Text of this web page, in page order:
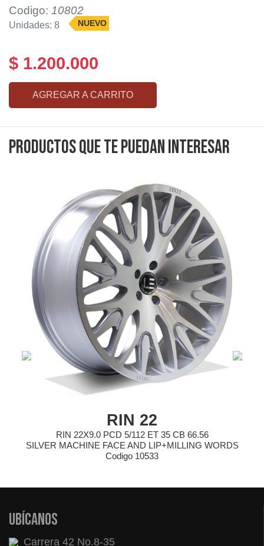
Codigo: 10802
Unidades: 8 NUEVO
$ 1.200.000
AGREGAR A CARRITO
Productos que te puedan interesar
RIN 22
RIN 22X9.0 PCD 5/112 ET 35 CB 66.56
SILVER MACHINE FACE AND LIP+MILLING WORDS
Codigo 10533
Ubícanos
Carrera 42 No.8-35